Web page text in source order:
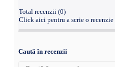
Total recenzii (0)
Click aici pentru a scrie o recenzie
Caută în recenzii